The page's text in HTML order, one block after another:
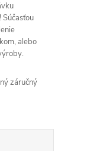
alebo
záručný